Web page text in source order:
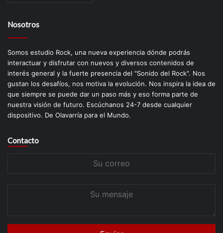
Nosotros
Somos estudio Rock, una nueva experiencia dónde podrás
interactuar y disfrutar con nuevos y diversos contenidos de
interés general y la fuerte presencia del "Sonido del Rock". Nos
gustan los desafíos, nos motiva la evolución. Nos inspira la idea de
que siempre se puede dar un paso más y eso forma parte de
nuestra visión de futuro. Escúchanos 24-7 desde cualquier
dispositivo. De Olavarría para el Mundo.
Contacto